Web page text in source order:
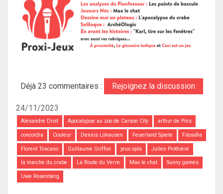
Déjà 23 commentaires : Rejoignez la discussion
24/11/2023
Alexandre Droit Apocalypse au zoo de Carson City arthur de Pins
concordia Couleur Dennis Lohausen Feuerland Spiele Filosofia
Florent Toscano Guillaume Griffon jeux opla Julien Prothière
la marche du crabe La Route du Verre Max le chat Sunny games
Uwe Rosenberg